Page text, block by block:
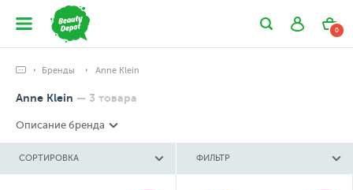
0
Бренды Anne Klein
Anne Klein — 3 товара
Описание бренда
СОРТИРОВКА ФИЛЬТР